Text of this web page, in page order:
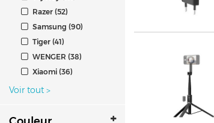
Razer (52)
Samsung (90)
Tiger (41)
WENGER (38)
Xiaomi (36)
Voir tout >